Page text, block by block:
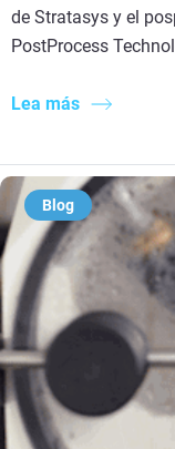
de Stratasys y el
PostProcess
Lea más
Blog